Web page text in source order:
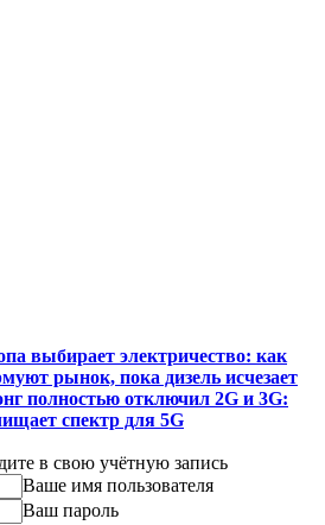
выбирает электричество: как
рынок, пока дизель исчезает
полностью отключил 2G и 3G:
спектр для 5G
в свою учётную запись
Ваше имя пользователя
Ваш пароль